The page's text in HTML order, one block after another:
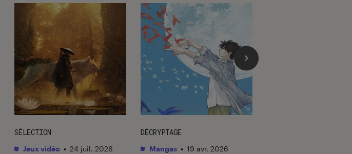
SÉLECTION
Jeux vidéo • 24 juil. 2026
DÉCRYPTAGE
Mangas • 19 avr. 2026